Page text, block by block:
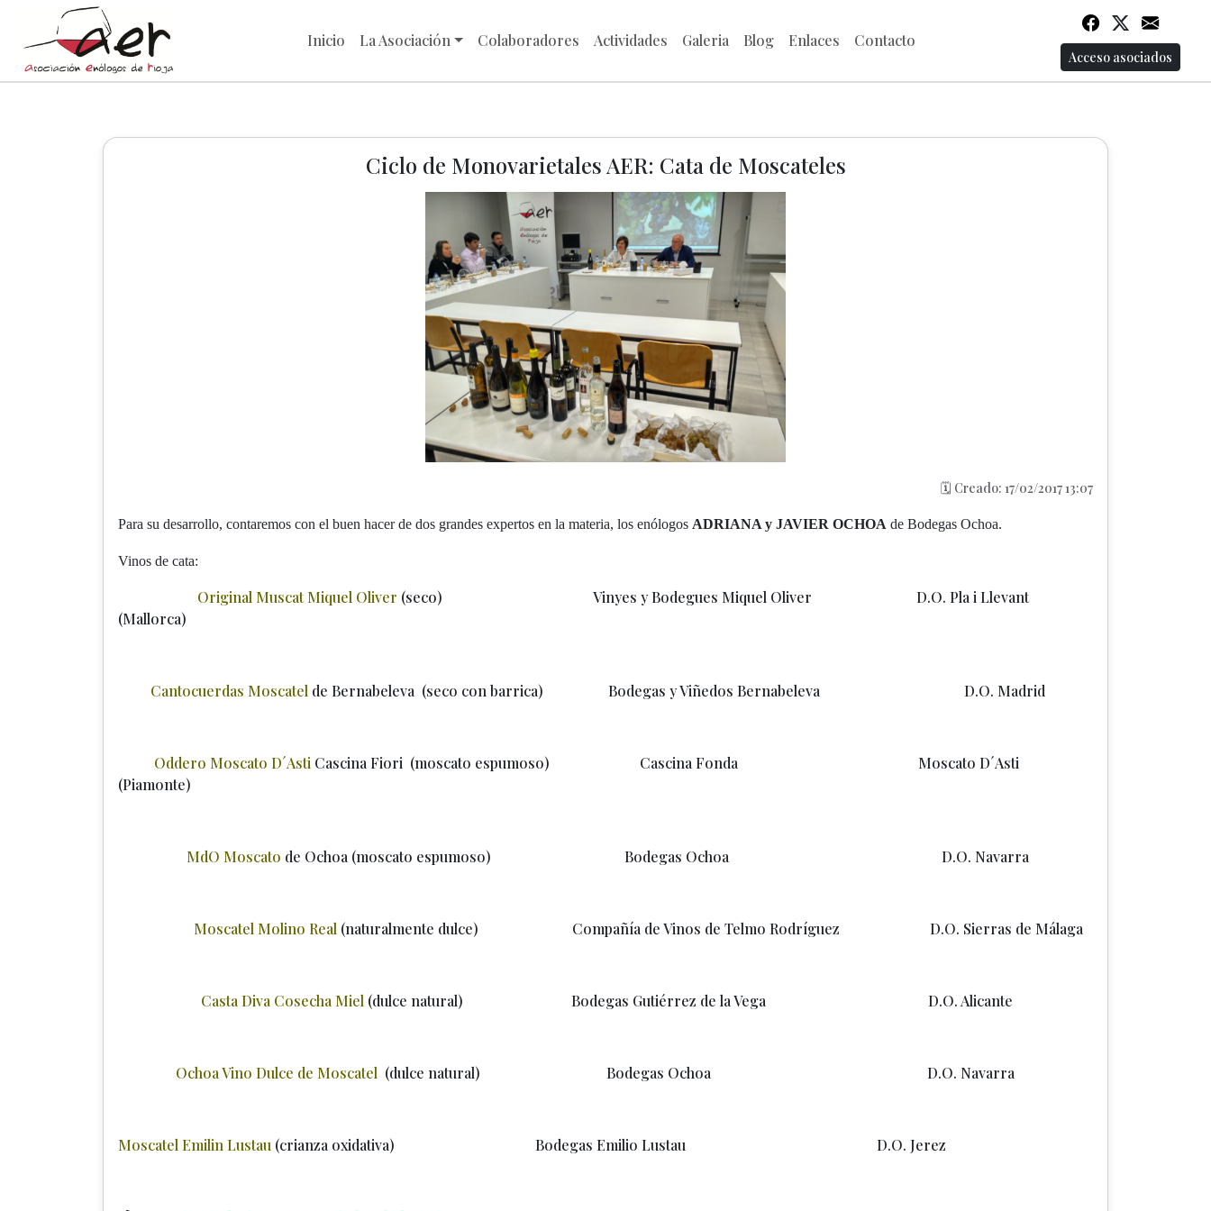
Inicio La Asociación Colaboradores Actividades Galeria Blog Enlaces Contacto
Acceso asociados
Ciclo de Monovarietales AER: Cata de Moscateles
🗓️ Creado: 17/02/2017 13:07
Para su desarrollo, contaremos con el buen hacer de dos grandes expertos en la materia, los enólogos ADRIANA y JAVIER OCHOA de Bodegas Ochoa.
Vinos de cata:
Original Muscat Miquel Oliver (seco) Vinyes y Bodegues Miquel Oliver D.O. Pla i Llevant
(Mallorca)
Cantocuerdas Moscatel de Bernabeleva (seco con barrica) Bodegas y Viñedos Bernabeleva D.O. Madrid
Oddero Moscato D´Asti Cascina Fiori (moscato espumoso) Cascina Fonda Moscato D´Asti
(Piamonte)
MdO Moscato de Ochoa (moscato espumoso) Bodegas Ochoa D.O. Navarra
Moscatel Molino Real (naturalmente dulce) Compañía de Vinos de Telmo Rodríguez D.O. Sierras de Málaga
Casta Diva Cosecha Miel (dulce natural) Bodegas Gutiérrez de la Vega D.O. Alicante
Ochoa Vino Dulce de Moscatel (dulce natural) Bodegas Ochoa D.O. Navarra
Moscatel Emilin Lustau (crianza oxidativa) Bodegas Emilio Lustau D.O. Jerez